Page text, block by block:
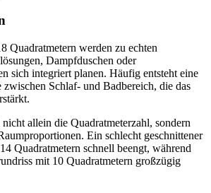
Quadratmetern werden zu echten
Dampfduschen oder
sich integriert planen. Häufig entsteht eine
zwischen Schlaf- und Badbereich, die das
allein die Quadratmeterzahl, sondern
Ein schlecht geschnittener
Quadratmetern schnell beengt, während
mit 10 Quadratmetern großzügig